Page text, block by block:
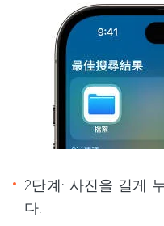
2단계: 사진을 길게
다.